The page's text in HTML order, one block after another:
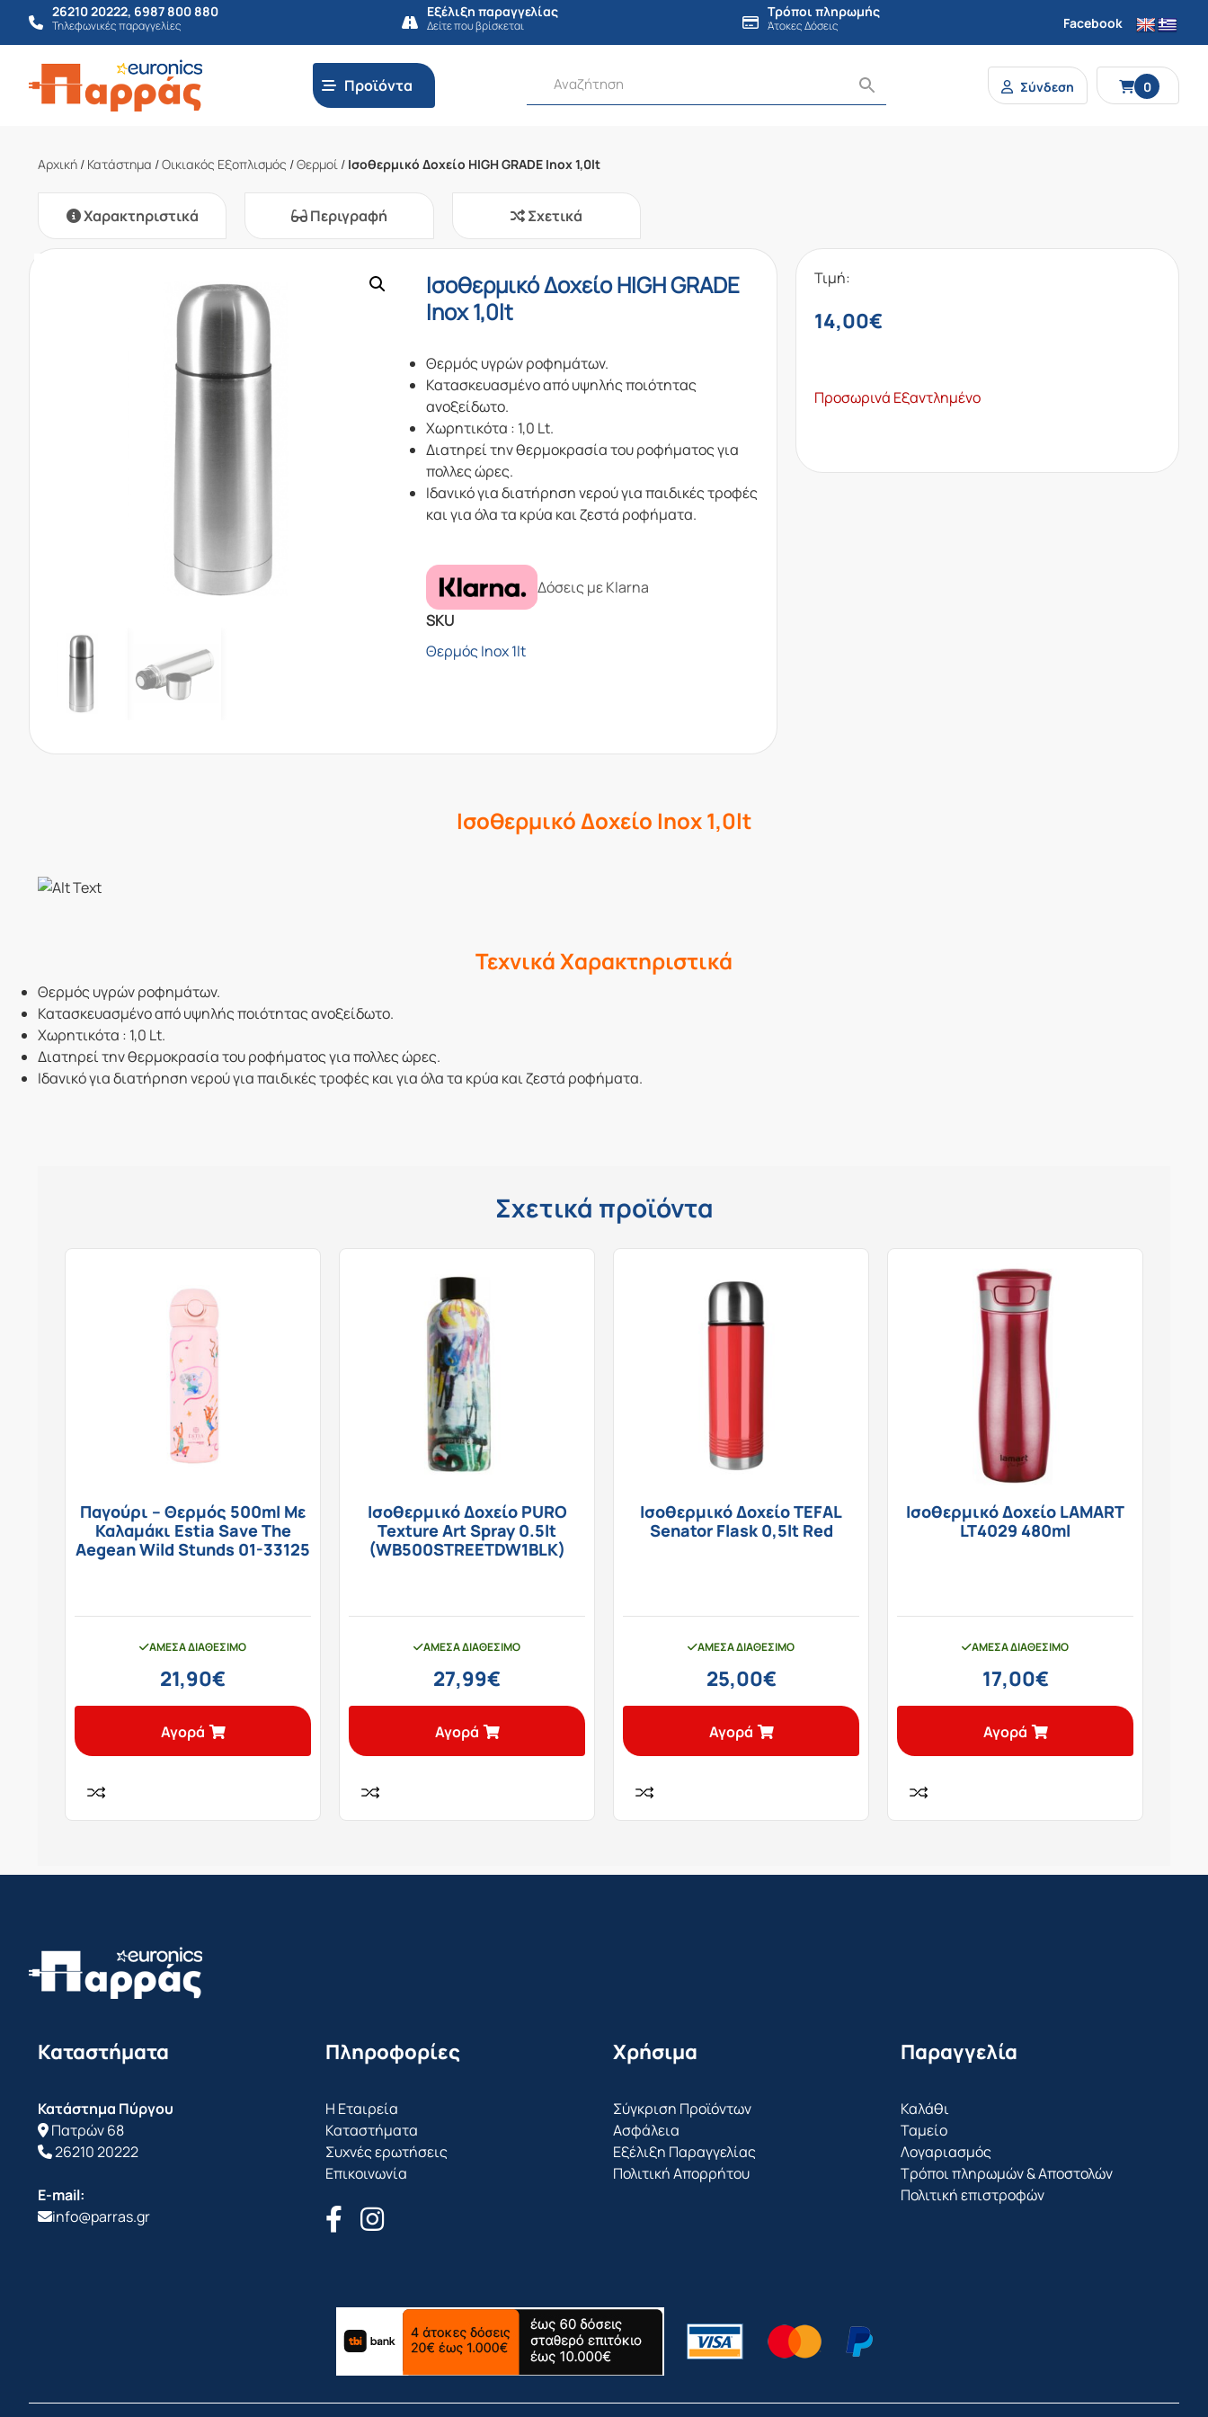
26210 20222, 6987 800 880
Τηλεφωνικές παραγγελίες
Εξέλιξη παραγγελίας
Δείτε που βρίσκεται
Τρόποι πληρωμής
Άτοκες Δόσεις Facebook
Προϊόντα Σύνδεση 0
Αρχική / Κατάστημα /Οικιακός Εξοπλισμός /Θερμοί / Ισοθερμικό Δοχείο HIGH GRADE Inox 1,0lt
Χαρακτηριστικά Περιγραφή Σχετικά
Ισοθερμικό Δοχείο HIGH GRADE
Inox 1,0lt
Θερμός υγρών ροφημάτων.
Κατασκευασμένο από υψηλής ποιότητας
ανοξείδωτο.
Χωρητικότα : 1,0 Lt.
Διατηρεί την θερμοκρασία του ροφήματος για
πολλες ώρες.
Ιδανικό για διατήρηση νερού για παιδικές τροφές
και για όλα τα κρύα και ζεστά ροφήματα.
Δόσεις με Klarna
SKU
Θερμός Inox 1lt
Τιμή:
14,00€
Προσωρινά Εξαντλημένο
Ισοθερμικό Δοχείο Inox 1,0lt
Τεχνικά Χαρακτηριστικά
Θερμός υγρών ροφημάτων.
Κατασκευασμένο από υψηλής ποιότητας ανοξείδωτο.
Χωρητικότα : 1,0 Lt.
Διατηρεί την θερμοκρασία του ροφήματος για πολλες ώρες.
Ιδανικό για διατήρηση νερού για παιδικές τροφές και για όλα τα κρύα και ζεστά ροφήματα.
Σχετικά προϊόντα
Παγούρι – Θερμός 500ml Με
Καλαμάκι Estia Save The
Aegean Wild Stunds 01-33125
ΆΜΕΣΑ ΔΙΑΘΈΣΙΜΟ
21,90€
Αγορά
Ισοθερμικό Δοχείο PURO
Texture Art Spray 0.5lt
(WB500STREETDW1BLK)
ΆΜΕΣΑ ΔΙΑΘΈΣΙΜΟ
27,99€
Αγορά
Ισοθερμικό Δοχείο TEFAL
Senator Flask 0,5lt Red
ΆΜΕΣΑ ΔΙΑΘΈΣΙΜΟ
25,00€
Αγορά
Ισοθερμικό Δοχείο LAMART
LT4029 480ml
ΆΜΕΣΑ ΔΙΑΘΈΣΙΜΟ
17,00€
Αγορά
Καταστήματα
Κατάστημα Πύργου
Πατρών 68
26210 20222
E-mail:
info@parras.gr
Πληροφορίες
Η Εταιρεία
Καταστήματα
Συχνές ερωτήσεις
Επικοινωνία
Χρήσιμα
Σύγκριση Προϊόντων
Ασφάλεια
Εξέλιξη Παραγγελίας
Πολιτική Απορρήτου
Παραγγελία
Καλάθι
Ταμείο
Λογαριασμός
Τρόποι πληρωμών & Αποστολών
Πολιτική επιστροφών